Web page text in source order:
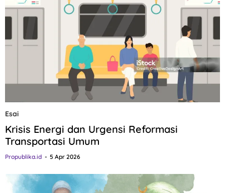
Esai
Krisis Energi dan Urgensi Reformasi
Transportasi Umum
Propublika.id 5 Apr 2026